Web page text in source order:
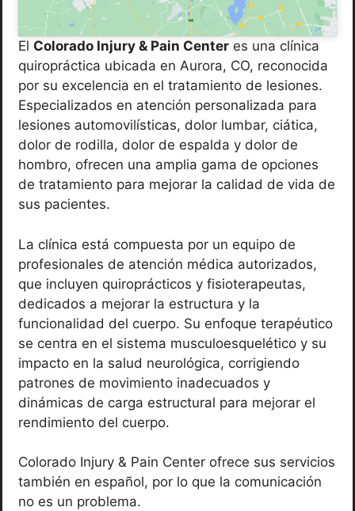
El Colorado Injury & Pain Center es una clínica
quiropráctica ubicada en Aurora, CO, reconocida
por su excelencia en el tratamiento de lesiones.
Especializados en atención personalizada para
lesiones automovilísticas, dolor lumbar, ciática,
dolor de rodilla, dolor de espalda y dolor de
hombro, ofrecen una amplia gama de opciones
de tratamiento para mejorar la calidad de vida de
sus pacientes.
La clínica está compuesta por un equipo de
profesionales de atención médica autorizados,
que incluyen quiroprácticos y fisioterapeutas,
dedicados a mejorar la estructura y la
funcionalidad del cuerpo. Su enfoque terapéutico
se centra en el sistema musculoesquelético y su
impacto en la salud neurológica, corrigiendo
patrones de movimiento inadecuados y
dinámicas de carga estructural para mejorar el
rendimiento del cuerpo.
Colorado Injury & Pain Center ofrece sus servicios
también en español, por lo que la comunicación
no es un problema.